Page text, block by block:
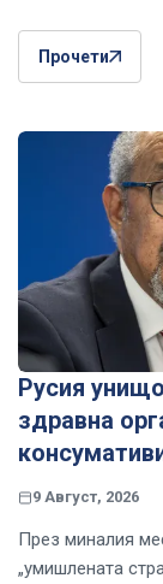
Прочети
Русия
здравна
9 Август, 2026
През миналия
„умишлената